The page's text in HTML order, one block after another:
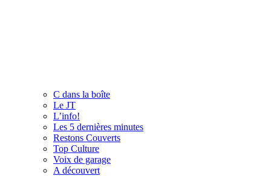
C dans la boîte
Le JT
L’info!
Les 5 dernières minutes
Restons Couverts
Top Culture
Voix de garage
A découvert